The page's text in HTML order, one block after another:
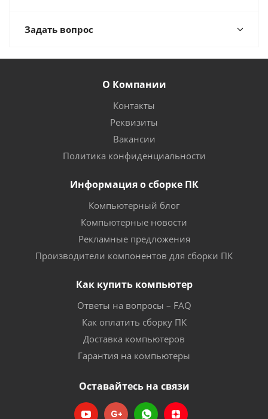
Задать вопрос
О Компании
Контакты
Реквизиты
Вакансии
Политика конфиденциальности
Информация о сборке ПК
Компьютерный блог
Компьютерные новости
Рекламные предложения
Производители компонентов для сборки ПК
Как купить компьютер
Ответы на вопросы – FAQ
Как оплатить сборку ПК
Доставка компьютеров
Гарантия на компьютеры
Оставайтесь на связи